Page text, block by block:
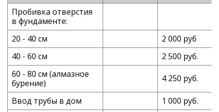
Пробивка отверстия
в фундаменте:
20 - 40 см
2 000 руб
40 - 60 см
2 500 руб.
60 - 80 см (алмазное
бурение)
4 250 руб.
Ввод трубы в дом
1 000 руб.